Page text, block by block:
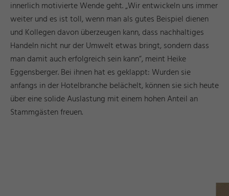
innerlich motivierte Wende geht. „Wir entwickeln uns immer
weiter und es ist toll, wenn man als gutes Beispiel dienen
und Kollegen davon überzeugen kann, dass nachhaltiges
Handeln nicht nur der Umwelt etwas bringt, sondern dass
man damit auch erfolgreich sein kann“, meint Heike
Eggensberger. Bei ihnen hat es geklappt: Wurden sie
anfangs in der Hotelbranche belächelt, können sie sich heute
über eine solide Auslastung mit einem hohen Anteil an
Stammgästen freuen.